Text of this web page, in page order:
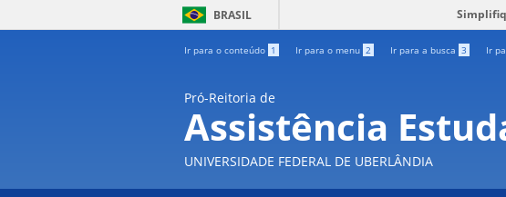
BRASIL
Ir para o conteúdo 1 Ir para o menu 2 Ir para a busca 3 Ir
Pró-Reitoria de
Assistência
UNIVERSIDADE FEDERAL DE UBERLÂNDIA